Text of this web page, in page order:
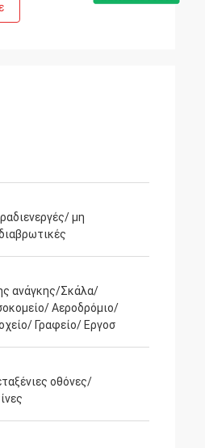
μη
ανάγκης/Σκάλα/
Αεροδρόμιο/
Γραφείο/ Εργοσ
οθόνες/